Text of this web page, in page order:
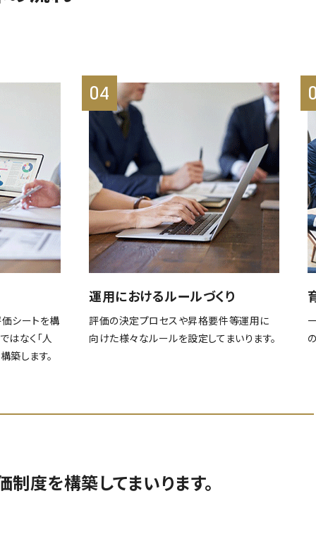
シートを構
はなく「人
築します。
04
運用におけるルールづくり
評価の決定プロセスや昇格要件等運用に
向けた様々なルールを設定してまいります。
度を構築してまいります。